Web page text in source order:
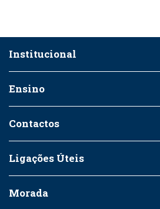
Institucional
Ensino
Contactos
Ligações Úteis
Morada